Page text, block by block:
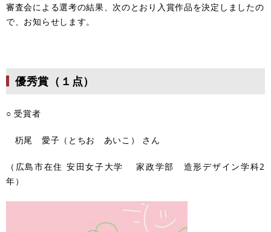
審査会による選考の結果、次のとおり入賞作品を決定しましたの
で、お知らせします。
優秀賞（１点）
○ 受賞者
杤尾 愛子（とちお あいこ） さん
（広島市在住 安田女子大学 家政学部 造形デザイン学科2
年）